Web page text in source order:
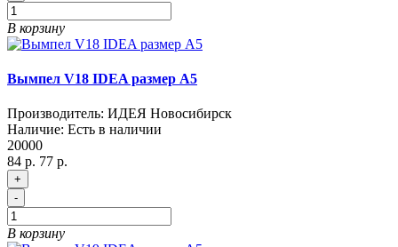
В корзину
Вымпел V18 IDEA размер A5
Производитель: ИДЕЯ Новосибирск
Наличие: Есть в наличии
20000
84 р. 77 р.
+
-
В корзину